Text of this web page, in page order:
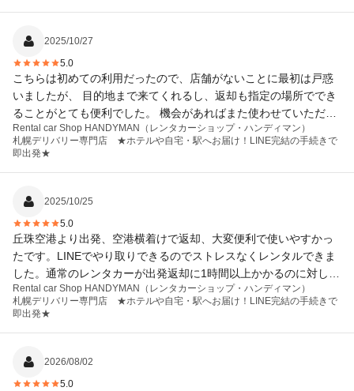
す。
2025/10/27
5.0
こちらは初めての利用だったので、店舗がないことに最初は戸惑
いましたが、 目的地まで来てくれるし、返却も指定の場所ででき
ることがとても便利でした。 機会があればまた使わせていただき
たいです。
Rental car Shop HANDYMAN（レンタカーショップ・ハンディマン）
札幌デリバリー専門店 ★ホテルや自宅・駅へお届け！LINE完結の手続きで
即出発★
2025/10/25
5.0
丘珠空港より出発、空港横着けで返却、大変便利で使いやすかっ
たです。LINEでやり取りできるのでストレスなくレンタルできま
した。通常のレンタカーが出発返却に1時間以上かかるのに対し、
10分かかりませんでした。
Rental car Shop HANDYMAN（レンタカーショップ・ハンディマン）
札幌デリバリー専門店 ★ホテルや自宅・駅へお届け！LINE完結の手続きで
即出発★
2026/08/02
5.0